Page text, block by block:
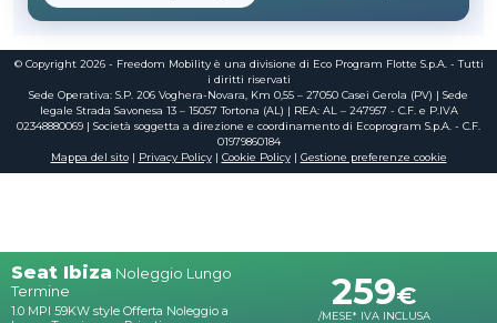
Seat Ibiza Noleggio Lungo
Termine
1.0 MPI 59KW style Offerta Noleggio a
259€
/MESE* IVA INCLUSA
© Copyright 2026 - Freedom Mobility è una divisione di Eco Program Flotte S.p.A. - Tutti
i diritti riservati
Sede Operativa: S.P. 206 Voghera-Novara, Km 0,55 – 27050 Casei Gerola (PV) | Sede
legale Strada Savonesa 13 – 15057 Tortona (AL) | REA: AL – 247957 - C.F. e P.IVA
02348880069 | Società soggetta a direzione e coordinamento di Ecoprogram S.p.A. - C.F.
01979860184
Mappa del sito| Privacy Policy| Cookie Policy| Gestione preferenze cookie